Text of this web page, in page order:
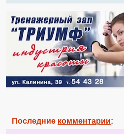
Последние комментарии: